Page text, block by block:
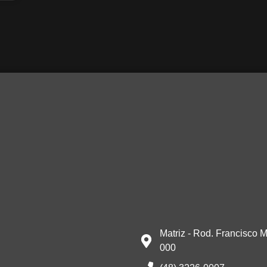
Matriz - Rod. Francisco
000